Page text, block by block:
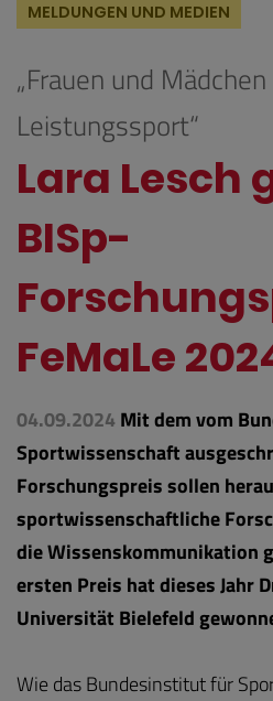
MELDUNGEN UND MEDIEN
„Frauen und
Leistungssport“
Lara Lesch
BISp-
FeMaLe
04.09.2024 Mit dem vom
Sportwissenschaft
Forschungspreis sollen
sportwissenschaftliche
die Wissenskommunikation
ersten Preis hat dieses Jahr
Universität Bielefeld
Wie das Bundesinstitut für